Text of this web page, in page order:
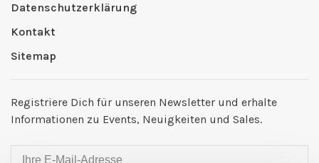
Datenschutzerklärung
Kontakt
Sitemap
Registriere Dich für unseren Newsletter und erhalte
Informationen zu Events, Neuigkeiten und Sales.